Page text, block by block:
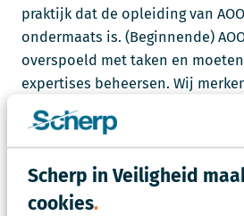
Scherp in Veiligheid
cookies
praktijk dat de opleiding van
ondermaats is. (Beginnende)
overspoeld met taken en
expertises beheersen. Wij
groep AOOV'ers vaak kampt met
kennis en kwaliteit, wat een
ondermijning in de weg staat.
Daarom betwijfelen we of het